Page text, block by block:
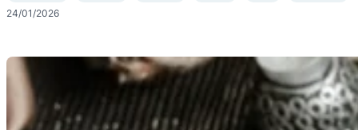
24/01/2026